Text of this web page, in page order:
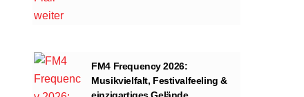
FM4 Frequency 2026:
Musikvielfalt, Festivalfeeling &
einzigartiges Gelände